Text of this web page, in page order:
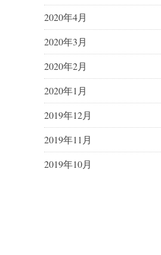
2020年4月
2020年3月
2020年2月
2020年1月
2019年12月
2019年11月
2019年10月